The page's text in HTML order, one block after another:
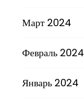
Март 2024
Февраль 2024
Январь 2024